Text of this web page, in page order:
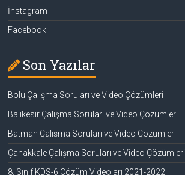
İnstagram
Facebook
Son Yazılar
Bolu Çalışma Soruları ve Video Çözümleri
Balıkesir Çalışma Soruları ve Video Çözümleri
Batman Çalışma Soruları ve Video Çözümleri
Çanakkale Çalışma Soruları ve Video Çözümleri
8. Sınıf KDS-6 Çözüm Videoları 2021-2022